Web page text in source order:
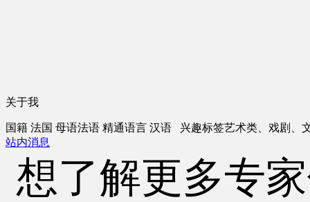
关于我
国籍 法国 母语法语 精通语言 汉语 兴趣标签艺术类、戏剧、
站内消息
想了解更多专